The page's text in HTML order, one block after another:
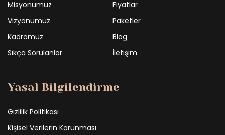
Misyonumuz
Fiyatlar
Vizyonumuz
Paketler
Kadromuz
Blog
Sıkça Sorulanlar
İletişim
Yasal Bilgilendirme
Gizlilik Politikası
Kişisel Verilerin Korunması